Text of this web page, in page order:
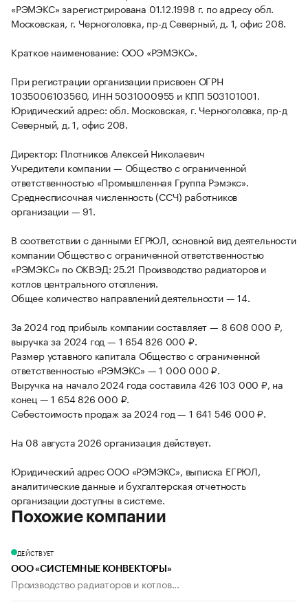
«РЭМЭКС» зарегистрирована 01.12.1998 г. по адресу обл.
Московская, г. Черноголовка, пр-д Северный, д. 1, офис 208.
Краткое наименование: ООО «РЭМЭКС».
При регистрации организации присвоен ОГРН
1035006103560, ИНН 5031000955 и КПП 503101001.
Юридический адрес: обл. Московская, г. Черноголовка, пр-д
Северный, д. 1, офис 208.
Директор: Плотников Алексей Николаевич
Учредители компании — Общество с ограниченной
ответственностью «Промышленная Группа Рэмэкс».
Среднесписочная численность (ССЧ) работников
организации — 91.
В соответствии с данными ЕГРЮЛ, основной вид деятельности
компании Общество с ограниченной ответственностью
«РЭМЭКС» по ОКВЭД: 25.21 Производство радиаторов и
котлов центрального отопления.
Общее количество направлений деятельности — 14.
За 2024 год прибыль компании составляет — 8 608 000 ₽,
выручка за 2024 год — 1 654 826 000 ₽.
Размер уставного капитала Общество с ограниченной
ответственностью «РЭМЭКС» — 1 000 000 ₽.
Выручка на начало 2024 года составила 426 103 000 ₽, на
конец — 1 654 826 000 ₽.
Себестоимость продаж за 2024 год — 1 641 546 000 ₽.
На 08 августа 2026 организация действует.
Юридический адрес ООО «РЭМЭКС», выписка ЕГРЮЛ,
аналитические данные и бухгалтерская отчетность
организации доступны в системе.
Похожие компании
ДЕЙСТВУЕТ
ООО «СИСТЕМНЫЕ КОНВЕКТОРЫ»
Производство радиаторов и котлов...